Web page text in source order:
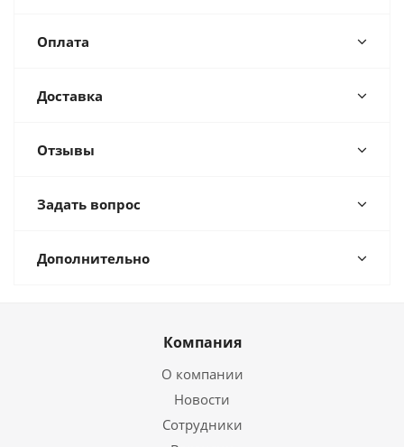
Оплата
Доставка
Отзывы
Задать вопрос
Дополнительно
Компания
О компании
Новости
Сотрудники